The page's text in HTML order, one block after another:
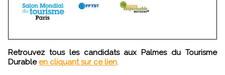
Retrouvez tous les candidats aux Palmes du Tourisme
Durable en cliquant sur ce lien.